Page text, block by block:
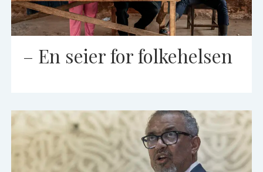
– En seier for folkehelsen